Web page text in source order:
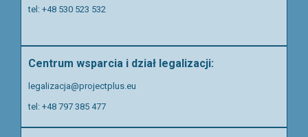
tel: +48 530 523 532
Centrum wsparcia i dział legalizacji:
legalizacja@projectplus.eu
tel: +48 797 385 477